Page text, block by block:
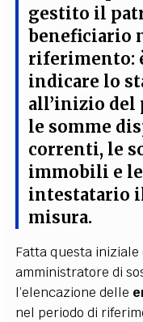
gestito il
beneficiario
riferimento:
indicare lo
all’inizio del
le somme
correnti, le
immobili e
intestatario
misura.
Fatta questa
amministratore di
l’elencazione delle
nel periodo di